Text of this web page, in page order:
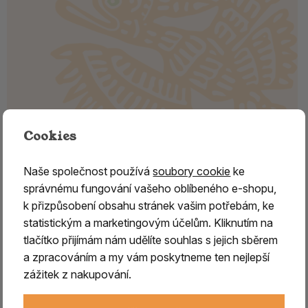
Šamanské tyčinky - PALO SANTO,
PALO SANTO - šamanské tyčinky
Starověké šamanské praxe věří, že každá rostlina má
svou duši, která může být pro nás užitečná jak v procesu
duchovní cesty, tak i uzdravení. Šamané se proto ptají
ducha rostliny, jak nám může pomoci a žádají jej o
uzdravení. A právě strom palo santo podle indiánské
Cookies
Naše společnost používásoubory cookie ke
správnému fungování vašeho oblíbeného e-shopu,
k přizpůsobení obsahu stránek vašim potřebám, ke
statistickým a marketingovým účelům. Kliknutím na
tlačítko přijímám nám udělíte souhlas s jejich sběrem
a zpracováním a my vám poskytneme ten nejlepší
zážitek z nakupování.